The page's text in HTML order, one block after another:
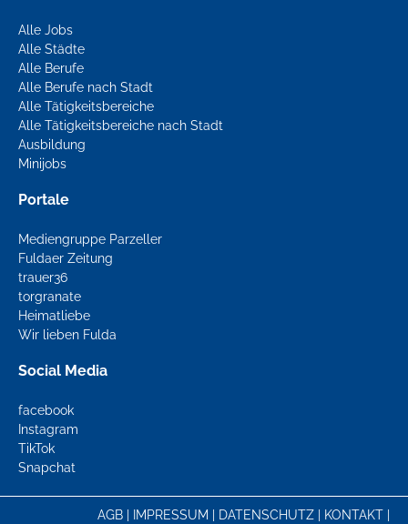
Alle Jobs
Alle Städte
Alle Berufe
Alle Berufe nach Stadt
Alle Tätigkeitsbereiche
Alle Tätigkeitsbereiche nach Stadt
Ausbildung
Minijobs
Portale
Mediengruppe Parzeller
Fuldaer Zeitung
trauer36
torgranate
Heimatliebe
Wir lieben Fulda
Social Media
facebook
Instagram
TikTok
Snapchat
AGB IMPRESSUM DATENSCHUTZ KONTAKT